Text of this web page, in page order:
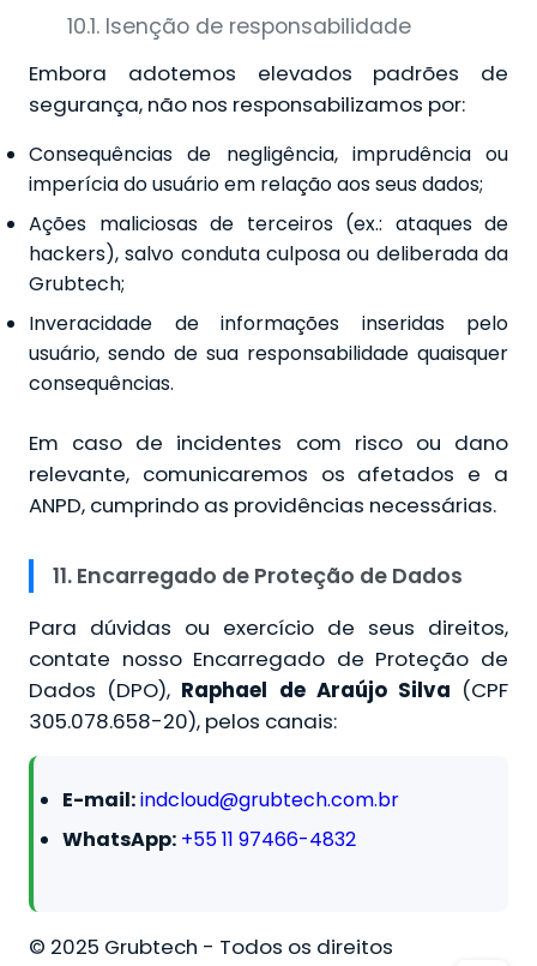
10.1. Isenção de responsabilidade
Embora adotemos elevados padrões de
segurança, não nos responsabilizamos por:
Consequências de negligência, imprudência ou
imperícia do usuário em relação aos seus dados;
Ações maliciosas de terceiros (ex.: ataques de
hackers), salvo conduta culposa ou deliberada da
Grubtech;
Inveracidade de informações inseridas pelo
usuário, sendo de sua responsabilidade quaisquer
consequências.
Em caso de incidentes com risco ou dano
relevante, comunicaremos os afetados e a
ANPD, cumprindo as providências necessárias.
11. Encarregado de Proteção de Dados
Para dúvidas ou exercício de seus direitos,
contate nosso Encarregado de Proteção de
Dados (DPO), Raphael de Araújo Silva (CPF
305.078.658-20), pelos canais:
E-mail:indcloud@grubtech.com.br
WhatsApp: +55 11 97466-4832
© 2025 Grubtech - Todos os direitos